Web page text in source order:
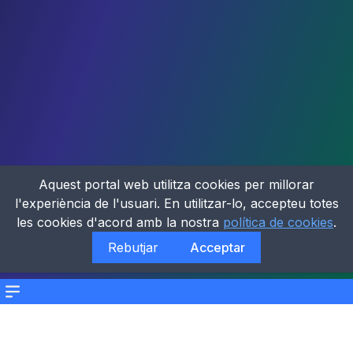
Menu
Aquest portal web utilitza cookies per millorar
l'experiència de l'usuari. En utilitzar-lo, accepteu totes
les cookies d'acord amb la nostra política de cookies.
Rebutjar
Acceptar